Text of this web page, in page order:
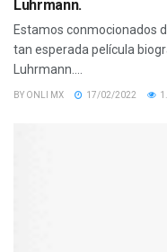
Luhrmann.
Estamos conmocionados
tan esperada película
Luhrmann....
BY ONLI MX 17/02/2022